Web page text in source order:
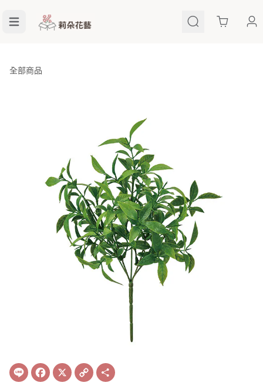
Cart
全部商品
Line Facebook
X Copy
Link